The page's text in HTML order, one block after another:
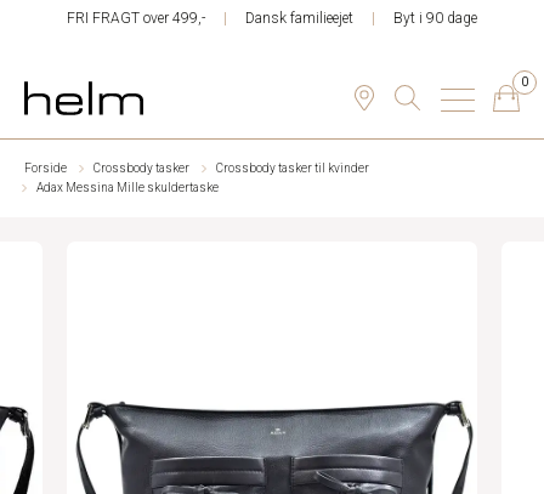
FRI FRAGT over 499,- Dansk familieejet Byt i 90 dage
0
Forside Crossbody tasker
Crossbody tasker til kvinder
Adax Messina Mille skuldertaske